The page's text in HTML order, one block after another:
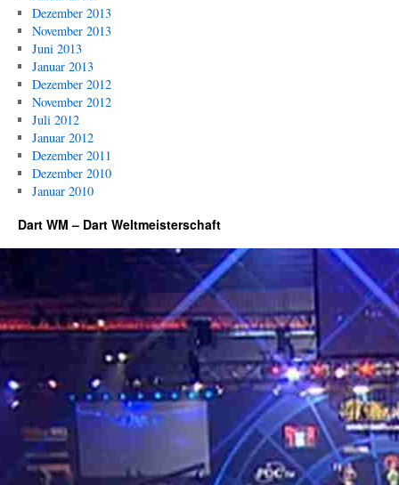
Dezember 2013
November 2013
Juni 2013
Januar 2013
Dezember 2012
November 2012
Juli 2012
Januar 2012
Dezember 2011
Dezember 2010
Januar 2010
Dart WM – Dart Weltmeisterschaft